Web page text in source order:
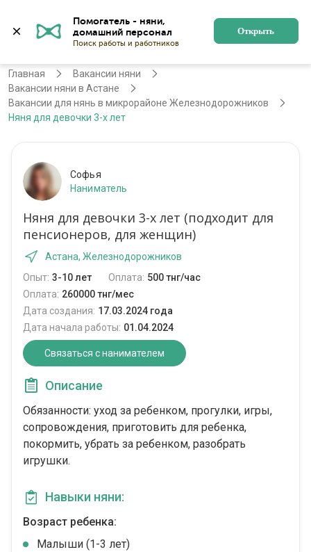
Помогатель - няни,
Поиск работы и работников
Открыть
Астана Регистрация
Главная
Вакансии няни
Вакансии няни в Астане
Вакансии для нянь в микрорайоне Железнодорожников
Няня для девочки 3-х лет
Софья
Наниматель
Няня для девочки 3-х лет (подходит для
пенсионеров, для женщин)
Астана, Железнодорожников
Опыт: 3-10 лет Оплата: 500 тнг/час
Оплата: 260000 тнг/мес
Дата создания: 17.03.2024 года
Дата начала работы: 01.04.2024
Связаться с нанимателем
Описание
Обязанности: уход за ребенком, прогулки, игры,
сопровождения, приготовить для ребенка,
покормить, убрать за ребенком, разобрать
игрушки.
Навыки няни:
Возраст ребенка:
Малыши (1-3 лет)